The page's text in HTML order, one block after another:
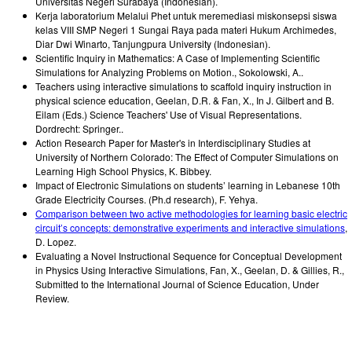
Kerja laboratorium Melalui Phet untuk meremediasi miskonsepsi siswa
kelas VIII SMP Negeri 1 Sungai Raya pada materi Hukum Archimedes,
Diar Dwi Winarto, Tanjungpura University (Indonesian).
Scientific Inquiry in Mathematics: A Case of Implementing Scientific
Simulations for Analyzing Problems on Motion., Sokolowski, A..
Teachers using interactive simulations to scaffold inquiry instruction in
physical science education, Geelan, D.R. & Fan, X., In J. Gilbert and B.
Eilam (Eds.) Science Teachers' Use of Visual Representations.
Dordrecht: Springer..
Action Research Paper for Master's in Interdisciplinary Studies at
University of Northern Colorado: The Effect of Computer Simulations on
Learning High School Physics, K. Bibbey.
Impact of Electronic Simulations on students’ learning in Lebanese 10th
Grade Electricity Courses. (Ph.d research), F. Yehya.
Comparison between two active methodologies for learning basic electric
circuit’s concepts: demonstrative experiments and interactive simulations,
D. Lopez.
Evaluating a Novel Instructional Sequence for Conceptual Development
in Physics Using Interactive Simulations, Fan, X., Geelan, D. & Gillies, R.,
Submitted to the International Journal of Science Education, Under
Review.